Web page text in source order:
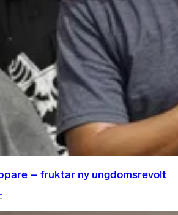
– fruktar ny ungdomsrevolt